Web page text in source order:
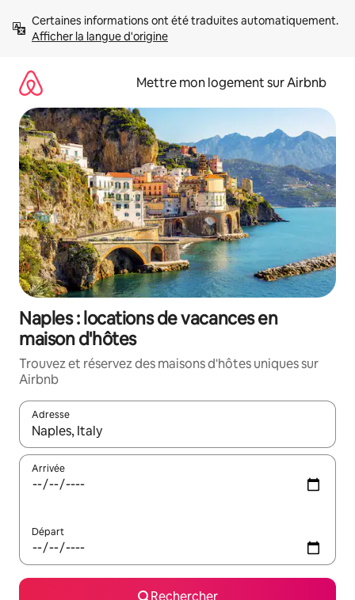
directement
Afficher la langue d'origine
Mettre mon logement sur Airbnb
Naples : locations de vacances en
maison d'hôtes
Trouvez et réservez des maisons d'hôtes uniques sur
Airbnb
Adresse
Lorsque les résultats s'affichent, utilisez les flèches vers le
Arrivée
Départ
Rechercher